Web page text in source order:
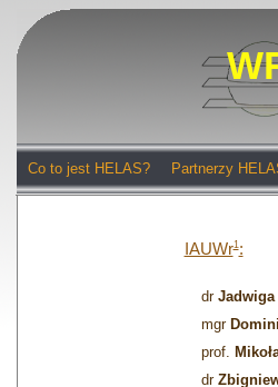
Co to jest HELAS? Partnerzy
IAUWr1:
dr Jadwiga
mgr
prof.
dr